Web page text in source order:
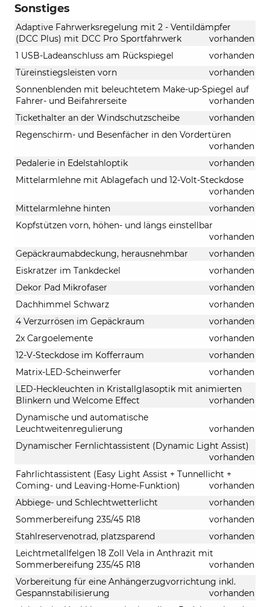
Sonstiges
Adaptive Fahrwerksregelung mit 2 - Ventildämpfer
(DCC Plus) mit DCC Pro Sportfahrwerk
vorhanden
1 USB-Ladeanschluss am Rückspiegel
vorhanden
Türeinstiegsleisten vorn
vorhanden
Sonnenblenden mit beleuchtetem Make-up-Spiegel auf
Fahrer- und Beifahrerseite
vorhanden
Tickethalter an der Windschutzscheibe
vorhanden
Regenschirm- und Besenfächer in den Vordertüren
vorhanden
Pedalerie in Edelstahloptik
vorhanden
Mittelarmlehne mit Ablagefach und 12-Volt-Steckdose
vorhanden
Mittelarmlehne hinten
vorhanden
Kopfstützen vorn, höhen- und längs einstellbar
vorhanden
Gepäckraumabdeckung, herausnehmbar
vorhanden
Eiskratzer im Tankdeckel
vorhanden
Dekor Pad Mikrofaser
vorhanden
Dachhimmel Schwarz
vorhanden
4 Verzurrösen im Gepäckraum
vorhanden
2x Cargoelemente
vorhanden
12-V-Steckdose im Kofferraum
vorhanden
Matrix-LED-Scheinwerfer
vorhanden
LED-Heckleuchten in Kristallglasoptik mit animierten
Blinkern und Welcome Effect
vorhanden
Dynamische und automatische
Leuchtweitenregulierung
vorhanden
Dynamischer Fernlichtassistent (Dynamic Light Assist)
vorhanden
Fahrlichtassistent (Easy Light Assist + Tunnellicht +
Coming- und Leaving-Home-Funktion)
vorhanden
Abbiege- und Schlechtwetterlicht
vorhanden
Sommerbereifung 235/45 R18
vorhanden
Stahlreservenotrad, platzsparend
vorhanden
Leichtmetallfelgen 18 Zoll Vela in Anthrazit mit
Sommerbereifung 235/45 R18
vorhanden
Vorbereitung für eine Anhängerzugvorrichtung inkl.
Gespannstabilisierung
vorhanden